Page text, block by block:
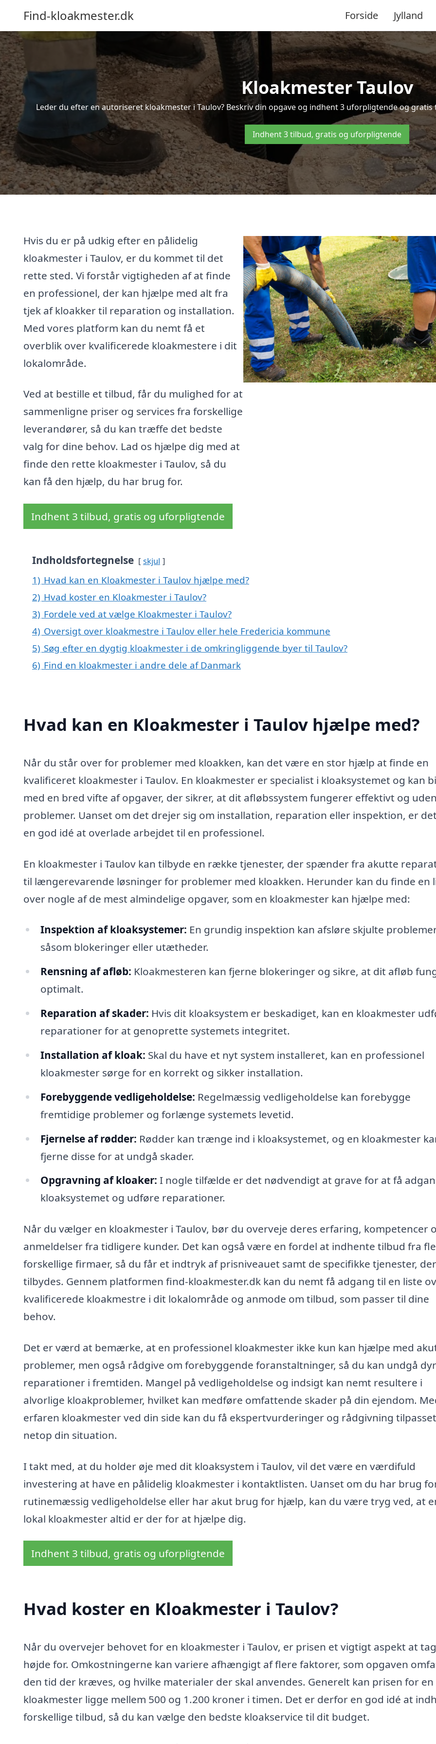
Find-kloakmester.dk Forside Jylland
Kloakmester Taulov
Leder du efter en autoriseret kloakmester i Taulov? Beskriv din opgave og indhent 3 uforpligtende og
Indhent 3 tilbud, gratis og uforpligtende
Hvis du er på udkig efter en pålidelig
kloakmester i Taulov, er du kommet til det
rette sted. Vi forstår vigtigheden af at finde
en professionel, der kan hjælpe med alt fra
tjek af kloakker til reparation og installation.
Med vores platform kan du nemt få et
overblik over kvalificerede kloakmestere i dit
lokalområde.
Ved at bestille et tilbud, får du mulighed for at
sammenligne priser og services fra forskellige
leverandører, så du kan træffe det bedste
valg for dine behov. Lad os hjælpe dig med at
finde den rette kloakmester i Taulov, så du
kan få den hjælp, du har brug for.
Indhent 3 tilbud, gratis og uforpligtende
Indholdsfortegnelse skjul
1) Hvad kan en Kloakmester i Taulov hjælpe med?
2) Hvad koster en Kloakmester i Taulov?
3) Fordele ved at vælge Kloakmester i Taulov?
4) Oversigt over kloakmestre i Taulov eller hele Fredericia kommune
5) Søg efter en dygtig kloakmester i de omkringliggende byer til Taulov?
6) Find en kloakmester i andre dele af Danmark
Hvad kan en Kloakmester i Taulov hjælpe med?
Når du står over for problemer med kloakken, kan det være en stor hjælp at finde en
kvalificeret kloakmester i Taulov. En kloakmester er specialist i kloaksystemet og kan
med en bred vifte af opgaver, der sikrer, at dit afløbssystem fungerer effektivt og uden
problemer. Uanset om det drejer sig om installation, reparation eller inspektion, er
en god idé at overlade arbejdet til en professionel.
En kloakmester i Taulov kan tilbyde en række tjenester, der spænder fra akutte
til længerevarende løsninger for problemer med kloakken. Herunder kan du finde en
over nogle af de mest almindelige opgaver, som en kloakmester kan hjælpe med:
Inspektion af kloaksystemer: En grundig inspektion kan afsløre skjulte
såsom blokeringer eller utætheder.
Rensning af afløb: Kloakmesteren kan fjerne blokeringer og sikre, at dit afløb
optimalt.
Reparation af skader: Hvis dit kloaksystem er beskadiget, kan en kloakmester
reparationer for at genoprette systemets integritet.
Installation af kloak: Skal du have et nyt system installeret, kan en professionel
kloakmester sørge for en korrekt og sikker installation.
Forebyggende vedligeholdelse: Regelmæssig vedligeholdelse kan forebygge
fremtidige problemer og forlænge systemets levetid.
Fjernelse af rødder: Rødder kan trænge ind i kloaksystemet, og en kloakmester
fjerne disse for at undgå skader.
Opgravning af kloaker: I nogle tilfælde er det nødvendigt at grave for at få
kloaksystemet og udføre reparationer.
Når du vælger en kloakmester i Taulov, bør du overveje deres erfaring, kompetencer
anmeldelser fra tidligere kunder. Det kan også være en fordel at indhente tilbud fra
forskellige firmaer, så du får et indtryk af prisniveauet samt de specifikke tjenester, der
tilbydes. Gennem platformen find-kloakmester.dk kan du nemt få adgang til en liste
kvalificerede kloakmestre i dit lokalområde og anmode om tilbud, som passer til dine
behov.
Det er værd at bemærke, at en professionel kloakmester ikke kun kan hjælpe med
problemer, men også rådgive om forebyggende foranstaltninger, så du kan undgå
reparationer i fremtiden. Mangel på vedligeholdelse og indsigt kan nemt resultere i
alvorlige kloakproblemer, hvilket kan medføre omfattende skader på din ejendom.
erfaren kloakmester ved din side kan du få ekspertvurderinger og rådgivning tilpasset
netop din situation.
I takt med, at du holder øje med dit kloaksystem i Taulov, vil det være en værdifuld
investering at have en pålidelig kloakmester i kontaktlisten. Uanset om du har brug
rutinemæssig vedligeholdelse eller har akut brug for hjælp, kan du være tryg ved, at
lokal kloakmester altid er der for at hjælpe dig.
Indhent 3 tilbud, gratis og uforpligtende
Hvad koster en Kloakmester i Taulov?
Når du overvejer behovet for en kloakmester i Taulov, er prisen et vigtigt aspekt at
højde for. Omkostningerne kan variere afhængigt af flere faktorer, som opgaven
den tid der kræves, og hvilke materialer der skal anvendes. Generelt kan prisen for en
kloakmester ligge mellem 500 og 1.200 kroner i timen. Det er derfor en god idé at
forskellige tilbud, så du kan vælge den bedste kloakservice til dit budget.